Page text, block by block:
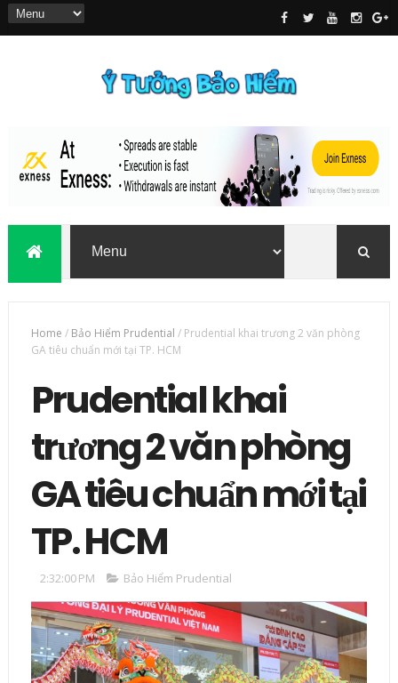
Home / Bảo Hiểm Prudential / Prudential khai trương 2 văn phòng
GA tiêu chuẩn mới tại TP. HCM
Prudential khai
trương 2 văn phòng
GA tiêu chuẩn mới tại
TP. HCM
2:32:00 PM Bảo Hiểm Prudential